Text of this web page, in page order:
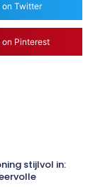
on Twitter
on Pinterest
stijlvol in: